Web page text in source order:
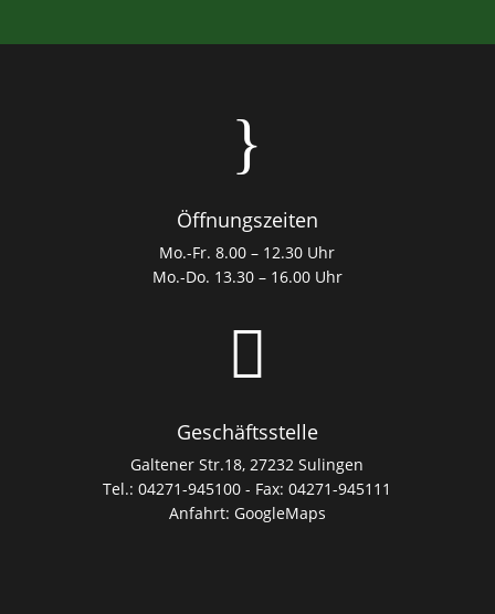
}
Öffnungszeiten
Mo.-Fr. 8.00 – 12.30 Uhr
Mo.-Do. 13.30 – 16.00 Uhr

Geschäftsstelle
Galtener Str.18, 27232 Sulingen
Tel.: 04271-945100 - Fax: 04271-945111
Anfahrt: GoogleMaps